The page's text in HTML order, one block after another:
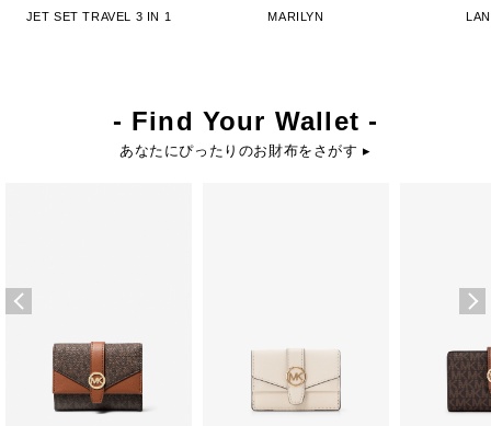
JET SET TRAVEL 3 IN 1 MARILYN
- Find Your Wallet -
あなたにぴったりのお財布をさがす ▸